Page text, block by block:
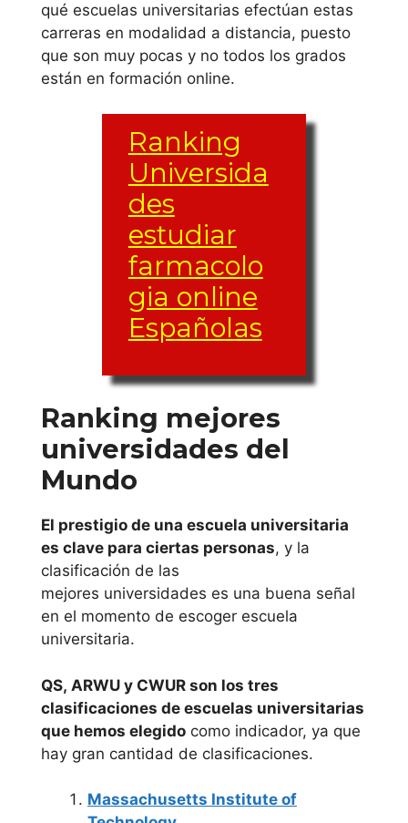
Universidad
Alfonso X El
Sabio
Universidad de
Alcalá
Universidad
Antonio de
Nebrija
Universidad
Autónoma de
Universidad
Camilo José Cela
Universidad
Madrid
Universidad
Complutense de
Madrid
Universidad a
Distancia de
Madrid
Europea de
qué escuelas universitarias efectúan estas
carreras en modalidad a distancia, puesto
que son muy pocas y no todos los grados
están en formación online.
Ranking
Universida
des
estudiar
farmacolo
gia online
Españolas
Instituto
Universitario
de Posgrado
Católica de
Valencia San
Vicente Mártir
International
University
Ranking mejores
universidades del
Mundo
El prestigio de una escuela universitaria
es clave para ciertas personas, y la
clasificación de las
mejores universidades es una buena señal
en el momento de escoger escuela
universitaria.
QS, ARWU y CWUR son los tres
clasificaciones de escuelas universitarias
que hemos elegido como indicador, ya que
hay gran cantidad de clasificaciones.
Massachusetts Institute of